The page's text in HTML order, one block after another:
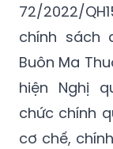
72/2022/
chính sách
Buôn Ma
hiện Nghị
chức chính
cơ chế,